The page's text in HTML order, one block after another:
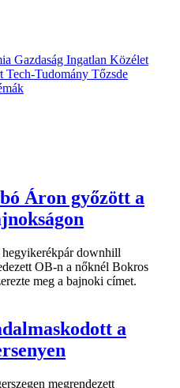
Gazdaság Ingatlan Közélet
Tech-Tudomány Tőzsde
Áron győzött a
hegyikerékpár downhill
OB-n a nőknél Bokros
meg a bajnoki címet.
a
megrendezett